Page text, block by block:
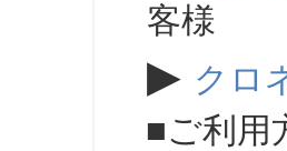
客様
▶ クロ
■ご利用